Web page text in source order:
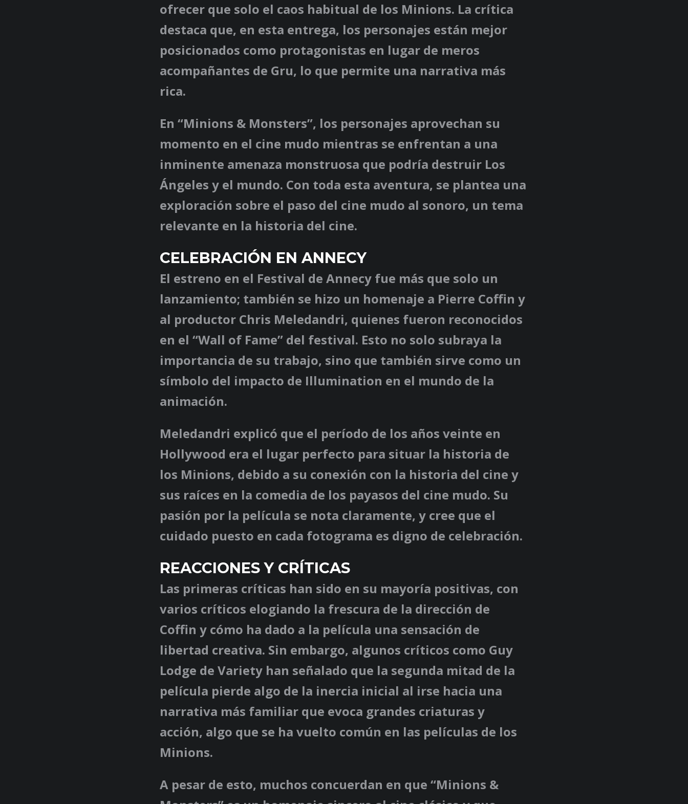
ofrecer que solo el caos habitual de los Minions. La crítica
destaca que, en esta entrega, los personajes están mejor
posicionados como protagonistas en lugar de meros
acompañantes de Gru, lo que permite una narrativa más
rica.
En “Minions & Monsters”, los personajes aprovechan su
momento en el cine mudo mientras se enfrentan a una
inminente amenaza monstruosa que podría destruir Los
Ángeles y el mundo. Con toda esta aventura, se plantea una
exploración sobre el paso del cine mudo al sonoro, un tema
relevante en la historia del cine.
CELEBRACIÓN EN ANNECY
El estreno en el Festival de Annecy fue más que solo un
lanzamiento; también se hizo un homenaje a Pierre Coffin y
al productor Chris Meledandri, quienes fueron reconocidos
en el “Wall of Fame” del festival. Esto no solo subraya la
importancia de su trabajo, sino que también sirve como un
símbolo del impacto de Illumination en el mundo de la
animación.
Meledandri explicó que el período de los años veinte en
Hollywood era el lugar perfecto para situar la historia de
los Minions, debido a su conexión con la historia del cine y
sus raíces en la comedia de los payasos del cine mudo. Su
pasión por la película se nota claramente, y cree que el
cuidado puesto en cada fotograma es digno de celebración.
REACCIONES Y CRÍTICAS
Las primeras críticas han sido en su mayoría positivas, con
varios críticos elogiando la frescura de la dirección de
Coffin y cómo ha dado a la película una sensación de
libertad creativa. Sin embargo, algunos críticos como Guy
Lodge de Variety han señalado que la segunda mitad de la
película pierde algo de la inercia inicial al irse hacia una
narrativa más familiar que evoca grandes criaturas y
acción, algo que se ha vuelto común en las películas de los
Minions.
A pesar de esto, muchos concuerdan en que “Minions &